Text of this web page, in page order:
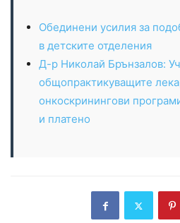
Обединени усилия за
в детските отделения
Д-р Николай Брънзалов:
общопрактикуващите
онкоскринингови
и платено